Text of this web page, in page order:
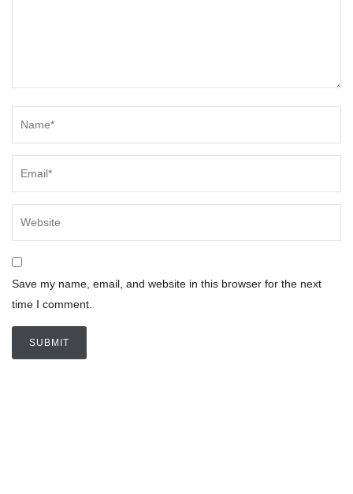
Save my name, email, and website in this browser for the next
time I comment.